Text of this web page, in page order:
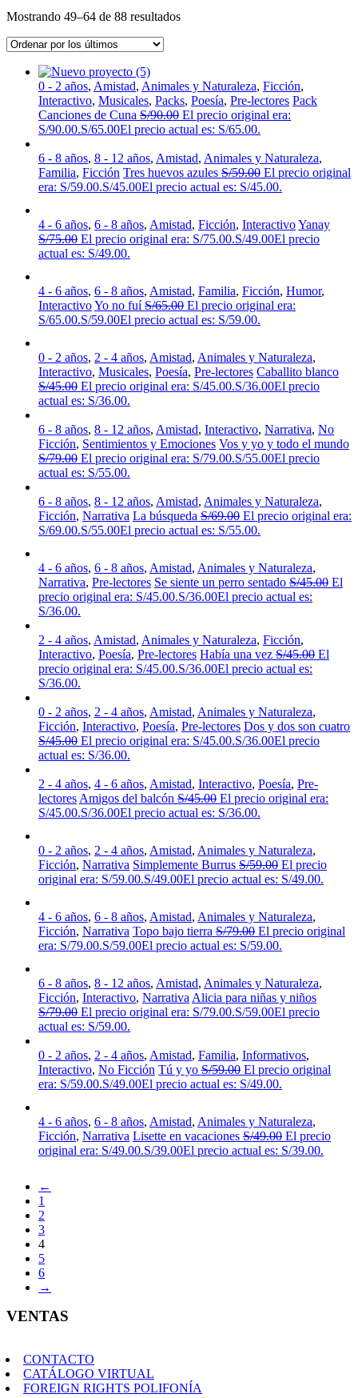
Mostrando 49–64 de 88 resultados
0 - 2 años, Amistad, Animales y Naturaleza, Ficción,
Interactivo, Musicales, Packs, Poesía, Pre-lectores Pack
Canciones de Cuna S/90.00 El precio original era:
S/90.00.S/65.00El precio actual es: S/65.00.
6 - 8 años, 8 - 12 años, Amistad, Animales y Naturaleza,
Familia, Ficción Tres huevos azules S/59.00 El precio original
era: S/59.00.S/45.00El precio actual es: S/45.00.
4 - 6 años, 6 - 8 años, Amistad, Ficción, InteractivoYanay
S/75.00 El precio original era: S/75.00.S/49.00El precio
actual es: S/49.00.
4 - 6 años, 6 - 8 años, Amistad, Familia, Ficción, Humor,
InteractivoYo no fuí S/65.00 El precio original era:
S/65.00.S/59.00El precio actual es: S/59.00.
0 - 2 años, 2 - 4 años, Amistad, Animales y Naturaleza,
Interactivo, Musicales, Poesía, Pre-lectores Caballito blanco
S/45.00 El precio original era: S/45.00.S/36.00El precio
actual es: S/36.00.
6 - 8 años, 8 - 12 años, Amistad, Interactivo, Narrativa, No
Ficción, Sentimientos y Emociones Vos y yo y todo el mundo
S/79.00 El precio original era: S/79.00.S/55.00El precio
actual es: S/55.00.
6 - 8 años, 8 - 12 años, Amistad, Animales y Naturaleza,
Ficción, Narrativa La búsqueda S/69.00 El precio original era:
S/69.00.S/55.00El precio actual es: S/55.00.
4 - 6 años, 6 - 8 años, Amistad, Animales y Naturaleza,
Narrativa, Pre-lectores Se siente un perro sentado S/45.00 El
precio original era: S/45.00.S/36.00El precio actual es:
S/36.00.
2 - 4 años, Amistad, Animales y Naturaleza, Ficción,
Interactivo, Poesía, Pre-lectores Había una vez S/45.00 El
precio original era: S/45.00.S/36.00El precio actual es:
S/36.00.
0 - 2 años, 2 - 4 años, Amistad, Animales y Naturaleza,
Ficción, Interactivo, Poesía, Pre-lectores Dos y dos son cuatro
S/45.00 El precio original era: S/45.00.S/36.00El precio
actual es: S/36.00.
2 - 4 años, 4 - 6 años, Amistad, Interactivo, Poesía, Pre-
lectores Amigos del balcón S/45.00 El precio original era:
S/45.00.S/36.00El precio actual es: S/36.00.
0 - 2 años, 2 - 4 años, Amistad, Animales y Naturaleza,
Ficción, Narrativa Simplemente Burrus S/59.00 El precio
original era: S/59.00.S/49.00El precio actual es: S/49.00.
4 - 6 años, 6 - 8 años, Amistad, Animales y Naturaleza,
Ficción, Narrativa Topo bajo tierra S/79.00 El precio original
era: S/79.00.S/59.00El precio actual es: S/59.00.
6 - 8 años, 8 - 12 años, Amistad, Animales y Naturaleza,
Ficción, Interactivo, Narrativa Alicia para niñas y niños
S/79.00 El precio original era: S/79.00.S/59.00El precio
actual es: S/59.00.
0 - 2 años, 2 - 4 años, Amistad, Familia, Informativos,
Interactivo, No Ficción Tú y yo S/59.00 El precio original
era: S/59.00.S/49.00El precio actual es: S/49.00.
4 - 6 años, 6 - 8 años, Amistad, Animales y Naturaleza,
Ficción, Narrativa Lisette en vacaciones S/49.00 El precio
original era: S/49.00.S/39.00El precio actual es: S/39.00.
←
1
2
3
4
5
6
→
VENTAS
CONTACTO
CATÁLOGO VIRTUAL
FOREIGN RIGHTS POLIFONÍA